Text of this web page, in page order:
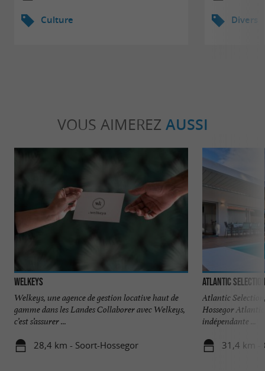
Culture Divers
VOUS AIMEREZ AUSSI
Welkeys
Welkeys, une agence de gestion locative haut de
gamme dans les Landes Collaborer avec Welkeys,
c’est s’assurer ...
28,4 km - Soort-Hossegor
Atlantic
Atlantic
Hossegor
indépendante ...
31,4 km -